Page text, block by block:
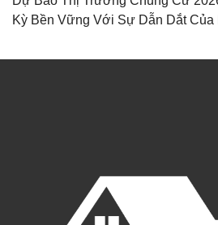
Kỳ Bền Vững Với Sự Dẫn Dắt Của